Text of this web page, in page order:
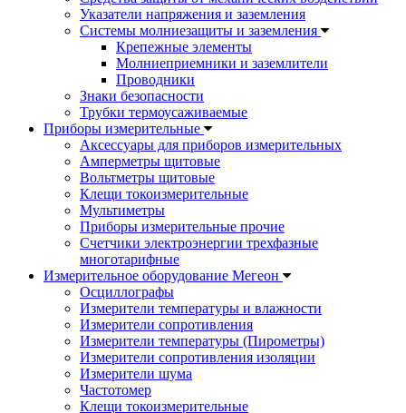
Указатели напряжения и заземления
Системы молниезащиты и заземления
Крепежные элементы
Молниеприемники и заземлители
Проводники
Знаки безопасности
Трубки термоусаживаемые
Приборы измерительные
Аксессуары для приборов измерительных
Амперметры щитовые
Вольтметры щитовые
Клещи токоизмерительные
Мультиметры
Приборы измерительные прочие
Счетчики электроэнергии трехфазные
многотарифные
Измерительное оборудование Мегеон
Осциллографы
Измерители температуры и влажности
Измерители сопротивления
Измерители температуры (Пирометры)
Измерители сопротивления изоляции
Измерители шума
Частотомер
Клещи токоизмерительные